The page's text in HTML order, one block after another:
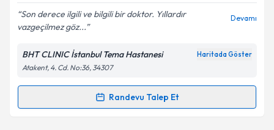
Kişisel verilerimin işlenmesine ilişkin
Aydınlatma
Metni'ni okudum ve kişisel verilerimin belirtilen
kapsamda işlenmesini kabul ediyorum.
Son derece ilgili ve bilgili bir doktor. Yıllardır
vazgeçilmez göz...
Devamı
BHT CLINIC İstanbul Tema Hastanesi Haritada Göster
Atakent, 4. Cd. No:36, 34307
Randevu Talep Et
Randevu Takvimi Talebi